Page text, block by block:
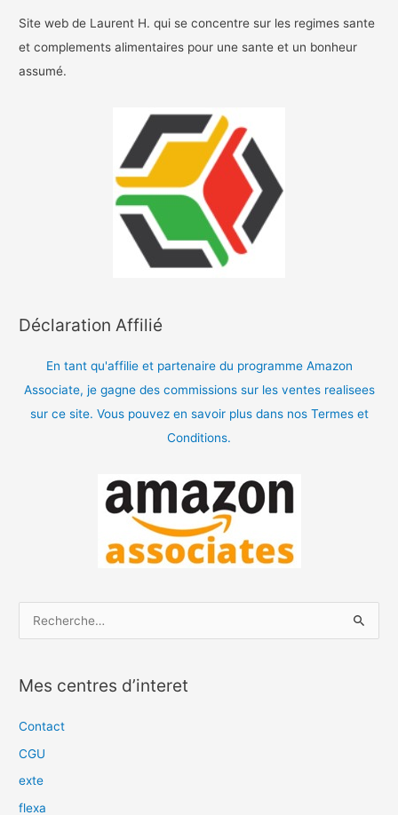
Site web de Laurent H. qui se concentre sur les regimes sante
et complements alimentaires pour une sante et un bonheur
assumé.
Déclaration Affilié
En tant qu'affilie et partenaire du programme Amazon
Associate, je gagne des commissions sur les ventes realisees
sur ce site. Vous pouvez en savoir plus dans nos Termes et
Conditions.
h
e
Mes centres d’interet
Contact
CGU
exte
flexa